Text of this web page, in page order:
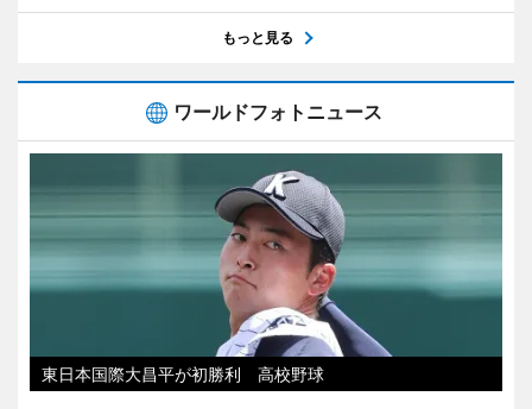
もっと見る
ワールドフォトニュース
東日本国際大昌平が初勝利 高校野球